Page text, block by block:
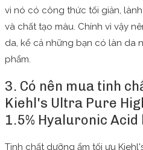
vì nó có công thức tối giản,
và chất tạo màu. Chính vì vậy
da, kể cả những bạn có làn da
phẩm.
3. Có nên mua tinh
Kiehl's Ultra Pure
1.5% Hyaluronic Acid
Tinh chất dưỡng ẩm tối ưu